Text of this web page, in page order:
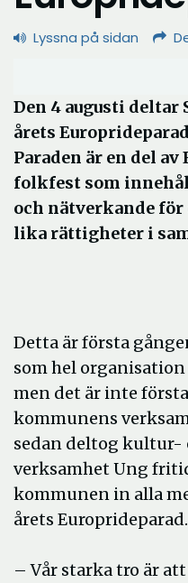
Lyssna på sidan
Den 4 augusti
årets
Paraden är en del
folkfest som
och nätverkande
lika rättigheter i
Detta är första
som hel
men det är inte
kommunens
sedan deltog
verksamhet Ung
kommunen in alla
årets Europrideparad.
– Vår starka tro är